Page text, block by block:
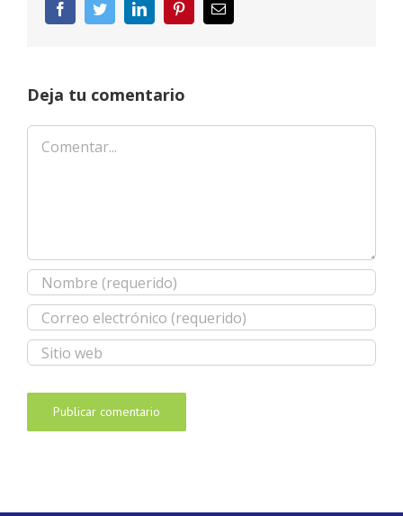
FacebookTwitterLinkedInPinterestCorreo
electrónico
Deja tu comentario
Comentar